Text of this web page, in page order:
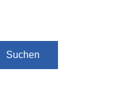
Suchen